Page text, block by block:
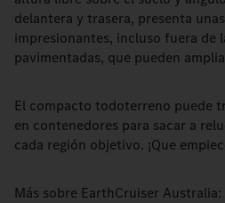
delantera y trasera, presenta
impresionantes, incluso fuera de
pavimentadas, que pueden
El compacto todoterreno puede
en contenedores para sacar a
cada región objetivo. ¡Que
Más sobre EarthCruiser Australia: